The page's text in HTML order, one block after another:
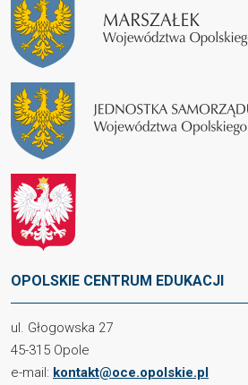
OPOLSKIE CENTRUM EDUKACJI
ul. Głogowska 27
45-315 Opole
e-mail: kontakt@oce.opolskie.pl